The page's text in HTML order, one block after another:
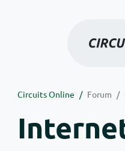
Circuits Online Forum